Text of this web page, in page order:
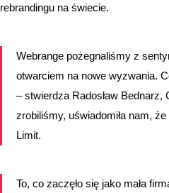
rebrandingu na świecie.
Webrange pożegnaliśmy z
otwarciem na nowe wyzwania.
– stwierdza Radosław
zrobiliśmy, uświadomiła nam,
Limit.
To, co zaczęło się jako mała